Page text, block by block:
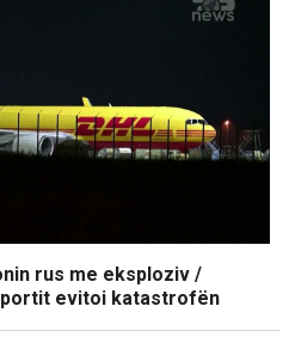
rus me eksploziv /
evitoi katastrofën